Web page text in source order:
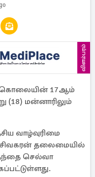
விளம்பரம்
17ஆம்
மன்னாரிலும்
வாழ்வுரிமை
தலைமையில்
செல்வா